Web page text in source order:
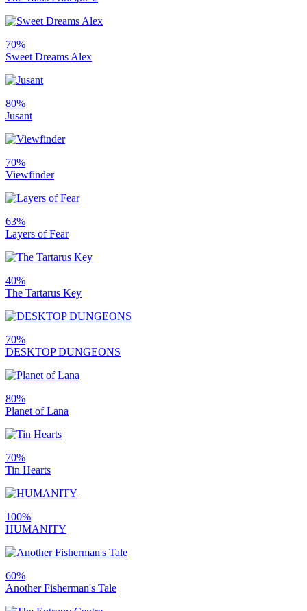
70%
Sweet Dreams Alex
80%
Jusant
70%
Viewfinder
63%
Layers of Fear
40%
The Tartarus Key
70%
DESKTOP DUNGEONS
80%
Planet of Lana
70%
Tin Hearts
100%
HUMANITY
60%
Another Fisherman's Tale